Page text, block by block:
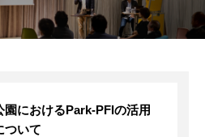
園におけるPark-PFIの活用
ついて